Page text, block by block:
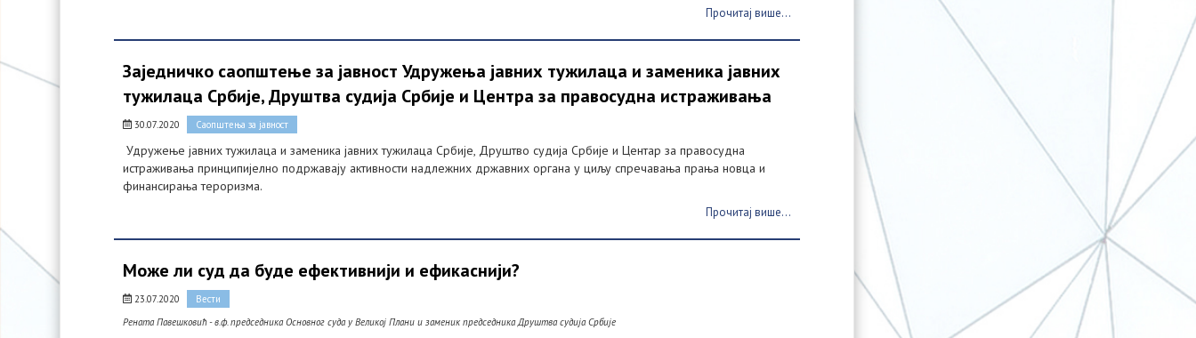
Прочитај више...
Заједничко саопштење за јавност Удружења јавних тужилаца и заменика јавних
тужилаца Србије, Друштва судија Србије и Центра за правосудна истраживања
30.07.2020 Саопштења за јавност
Удружење јавних тужилаца и заменика јавних тужилаца Србије, Друштво судија Србије и Центар за правосудна
истраживања принципијелно подржавају активности надлежних државних органа у циљу спречавања прања новца и
финансирања тероризма.
Прочитај више...
Може ли суд да буде ефективнији и ефикаснији?
23.07.2020
Вести
Рената Павешковић - в.ф. председника Основног суда у Великој Плани и заменик председника Друштва судија Србије